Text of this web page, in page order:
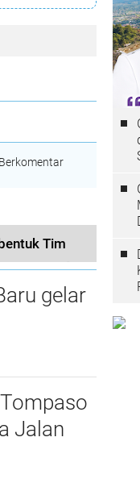
Tim
gelar
Jalan